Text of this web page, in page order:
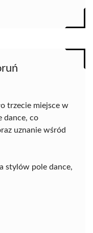
trzecie miejsce w
dance, co
uznanie wśród
stylów pole dance,